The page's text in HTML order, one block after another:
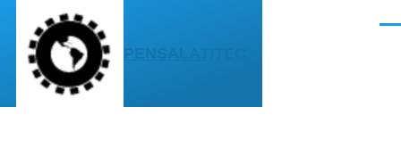
Pasar al contenido principal